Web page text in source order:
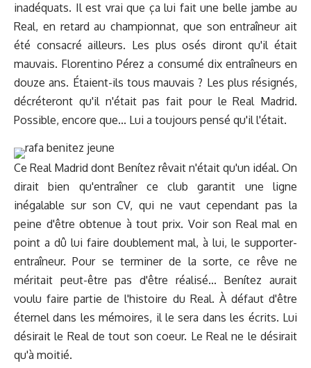
inadéquats. Il est vrai que ça lui fait une belle jambe au
Real, en retard au championnat, que son entraîneur ait
été consacré ailleurs. Les plus osés diront qu'il était
mauvais. Florentino Pérez a consumé dix entraîneurs en
douze ans. Étaient-ils tous mauvais ? Les plus résignés,
décréteront qu'il n'était pas fait pour le Real Madrid.
Possible, encore que... Lui a toujours pensé qu'il l'était.
Ce Real Madrid dont Benítez rêvait n'était qu'un idéal. On
dirait bien qu'entraîner ce club garantit une ligne
inégalable sur son CV, qui ne vaut cependant pas la
peine d'être obtenue à tout prix. Voir son Real mal en
point a dû lui faire doublement mal, à lui, le supporter-
entraîneur. Pour se terminer de la sorte, ce rêve ne
méritait peut-être pas d'être réalisé... Benítez aurait
voulu faire partie de l'histoire du Real. À défaut d'être
éternel dans les mémoires, il le sera dans les écrits. Lui
désirait le Real de tout son coeur. Le Real ne le désirait
qu'à moitié.